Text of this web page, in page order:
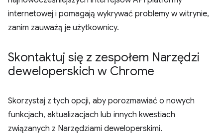
internetowej i pomagają wykrywać problemy w witrynie,
zanim zauważą je użytkownicy.
Skontaktuj się z zespołem Narzędzi
deweloperskich w Chrome
Skorzystaj z tych opcji, aby porozmawiać o nowych
funkcjach, aktualizacjach lub innych kwestiach
związanych z Narzędziami deweloperskimi.